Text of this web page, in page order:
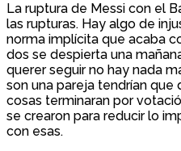
La ruptura de Messi con el
las rupturas. Hay algo de
norma implícita que acaba
dos se despierta una
querer seguir no hay nada
son una pareja tendrían que
cosas terminaran por
se crearon para reducir lo
con esas.